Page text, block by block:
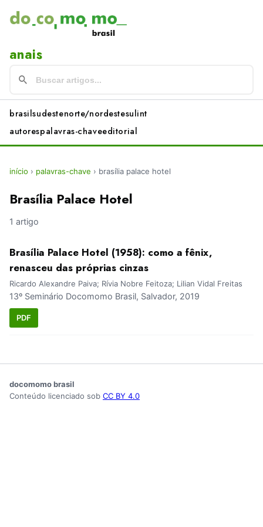
anais
brasilsudestenorte/nordestesulint
autorespalavras-chaveeditorial
início › palavras-chave › brasília palace hotel
Brasília Palace Hotel
1 artigo
Brasília Palace Hotel (1958): como a fênix,
renasceu das próprias cinzas
Ricardo Alexandre Paiva; Rívia Nobre Feitoza; Lilian Vidal Freitas
13º Seminário Docomomo Brasil, Salvador, 2019
PDF
docomomo brasil
Conteúdo licenciado sob CC BY 4.0